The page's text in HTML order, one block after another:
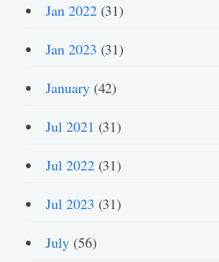
Jan 2022(31)
Jan 2023 (31)
January(42)
Jul 2021 (31)
Jul 2022(31)
Jul 2023 (31)
July(56)